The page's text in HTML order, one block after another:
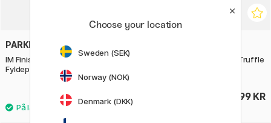
PARKER
IM Finishing Touch Sandstone
Fyldepen
468 KR
585 KR
600 Kuglepen Chocolate Truffle
499 KR
Choose your location
Sweden (SEK)
Norway (NOK)
Denmark (DKK)